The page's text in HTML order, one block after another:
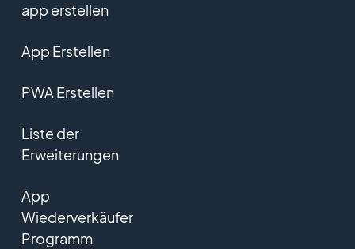
app erstellen
App Erstellen
PWA Erstellen
Liste der
Erweiterungen
App
Wiederverkäufer
Programm